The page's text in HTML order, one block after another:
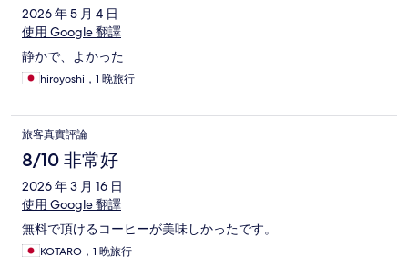
2026 年 5 月 4 日
使用 Google 翻譯
静かで、よかった
hiroyoshi，1 晚旅行
旅客真實評論
8/10 非常好
2026 年 3 月 16 日
使用 Google 翻譯
無料で頂けるコーヒーが美味しかったです。
KOTARO，1 晚旅行